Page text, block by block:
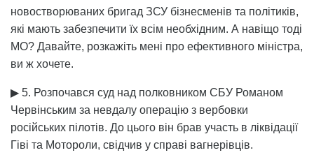
новостворюваних бригад ЗСУ бізнесменів та політиків,
які мають забезпечити їх всім необхідним. А навіщо тоді
МО? Давайте, розкажіть мені про ефективного міністра,
ви ж хочете.
▶ 5. Розпочався суд над полковником СБУ Романом
Червінським за невдалу операцію з вербовки
російських пілотів. До цього він брав участь в ліквідації
Гіві та Мотороли, свідчив у справі вагнерівців.